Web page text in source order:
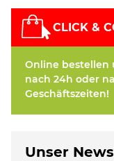
CLICK &
Online bestellen
nach 24h oder
Geschäftszeiten!
Unser